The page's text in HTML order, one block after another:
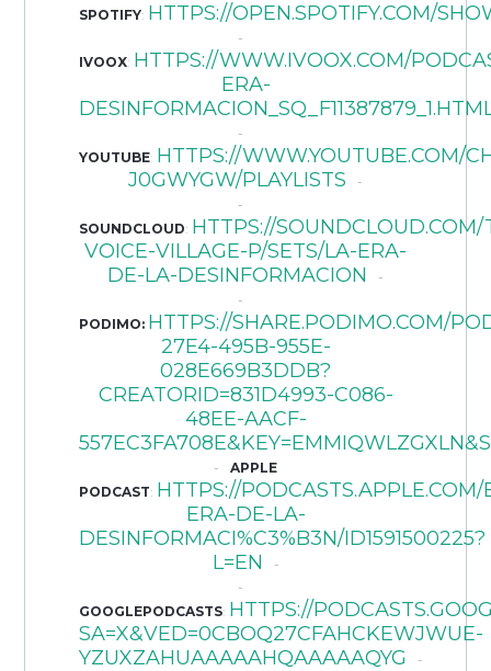
SPOTIFY: HTTPS://OPEN.SPOTIFY.COM/
IVOOX: HTTPS://WWW.IVOOX.COM/
ERA-
YOUTUBE: HTTPS://WWW.YOUTUBE.COM/
J0GWYGW/PLAYLISTS
SOUNDCLOUD: HTTPS://SOUNDCLOUD.COM/
VOICE-VILLAGE-P/SETS/LA-ERA-
DE-LA-DESINFORMACION
PODIMO: HTTPS://SHARE.PODIMO.COM/
27E4-495B-955E-
028E669B3DDB?
CREATORID=831D4993-C086-
48EE-AACF-
APPLE
PODCAST: HTTPS://
ERA-DE-LA-
DESINFORMACI%C3%B3N/ID1591500225?
L=EN
GOOGLEPODCASTS: HTTPS://
SA=X&VED=0CBOQ27CFAHCKEWJWUE-
YZUXZAHUAAAAAHQAAAAAQYG